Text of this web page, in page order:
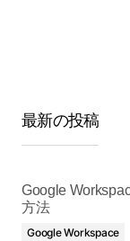
最新の投稿
Google
方法
Google Workspace